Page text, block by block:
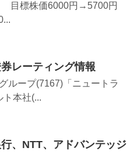
目標株価6000円→5700円
レーティング情報
ループ(7167)「ニュートラ
本社(...
、NTT、アドバンテッジ